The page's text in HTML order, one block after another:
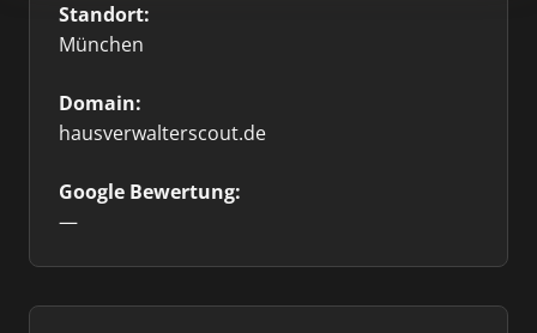
Standort:
München
Domain:
hausverwalterscout.de
Google Bewertung:
—